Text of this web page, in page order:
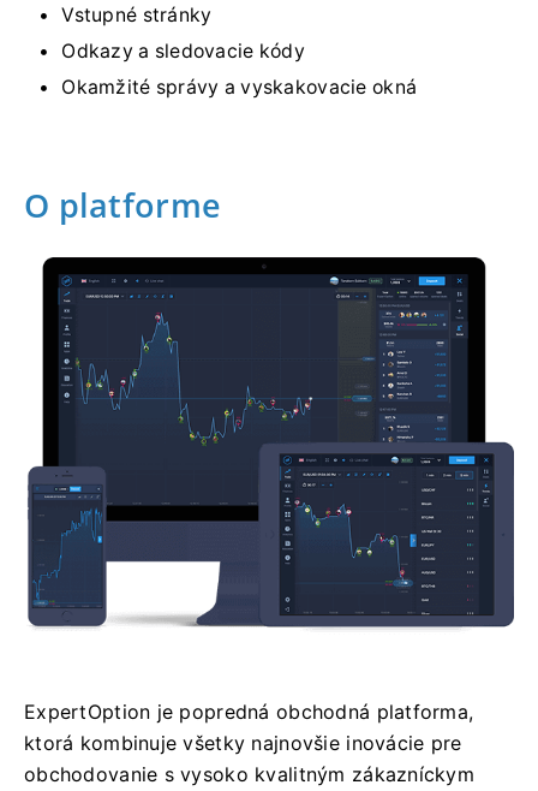
Vstupné stránky
Odkazy a sledovacie kódy
Okamžité správy a vyskakovacie okná
O platforme
ExpertOption je popredná obchodná platforma,
ktorá kombinuje všetky najnovšie inovácie pre
obchodovanie s vysoko kvalitným zákazníckym